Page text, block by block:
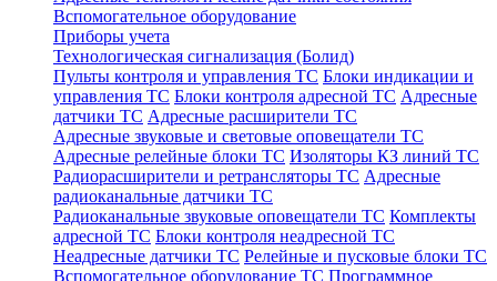
Вспомогательное оборудование
Приборы учета
Технологическая сигнализация (Болид)
Пульты контроля и управления ТС Блоки индикации и
управления ТС Блоки контроля адресной ТС Адресные
датчики ТС Адресные расширители ТС
Адресные звуковые и световые оповещатели ТС
Адресные релейные блоки ТС Изоляторы КЗ линий ТС
Радиорасширители и ретрансляторы ТС Адресные
радиоканальные датчики ТС
Радиоканальные звуковые оповещатели ТС Комплекты
адресной ТС Блоки контроля неадресной ТС
Неадресные датчики ТС Релейные и пусковые блоки ТС
Вспомогательное оборудование ТС Программное